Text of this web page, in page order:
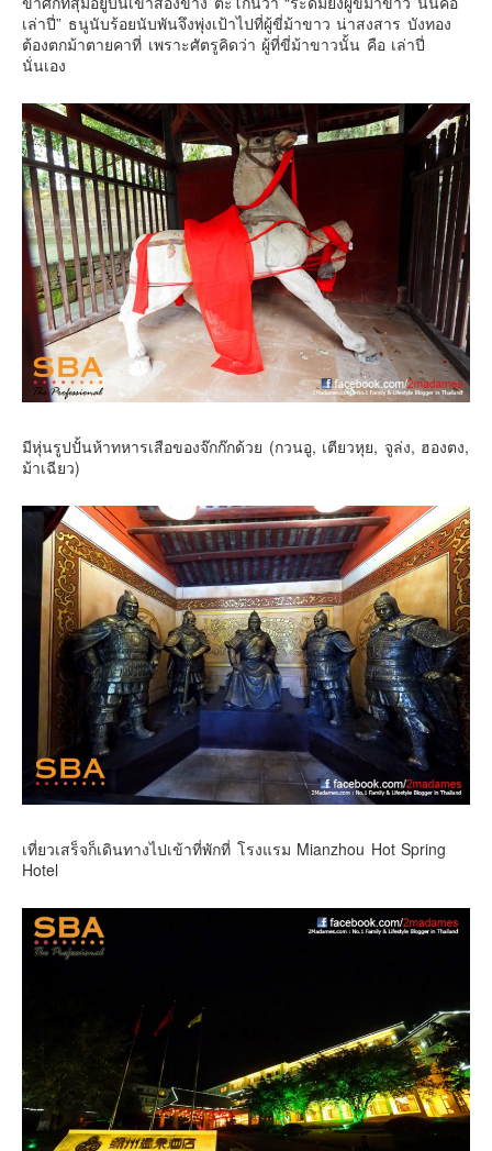
เล่าปี่” ธนูนับร้อยนับพันจึงพุ่งเป้าไปที่ผู้ขี่ม้าขาว น่าสงสาร บังทอง
ต้องตกม้าตายคาที่ เพราะศัตรูคิดว่า ผู้ที่ขี่ม้าขาวนั้น คือ เล่าปี่
นั่นเอง
มีหุ่นรูปปั้นห้าทหารเสือของจ๊กก๊กด้วย (กวนอู, เตียวหุย, จูล่ง, ฮองตง,
ม้าเฉียว)
เที่ยวเสร็จก็เดินทางไปเข้าที่พักที่ โรงแรม Mianzhou Hot Spring
Hotel